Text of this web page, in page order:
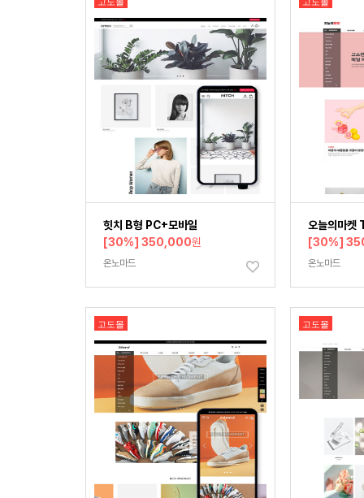
힛치 B형 PC+모바일
[30%] 350,000원
온노마드
오늘의마켓
[30%]
온노마드
고도몰 고도몰